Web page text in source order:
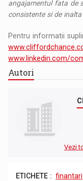
angajamentul fata de
consistente si de
Pentru informatii
www.linkedin.com/
Autori
Vezi
ETICHETE : finantari